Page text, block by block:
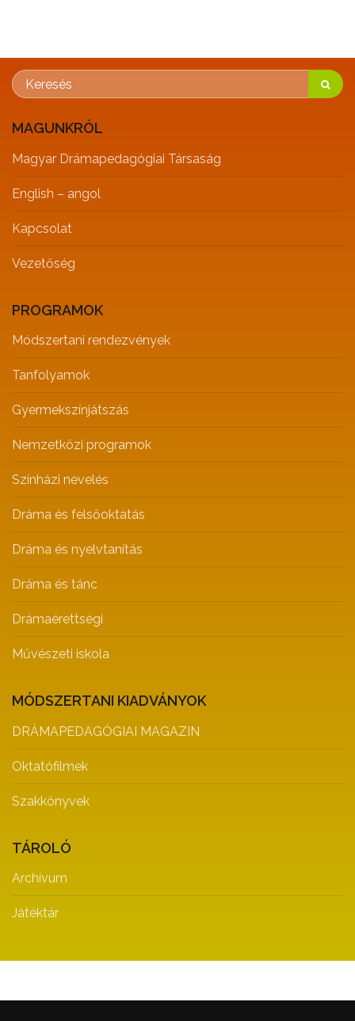
MAGUNKRÓL
Magyar Drámapedagógiai Társaság
English – angol
Kapcsolat
Vezetőség
PROGRAMOK
Módszertani rendezvények
Tanfolyamok
Gyermekszínjátszás
Nemzetközi programok
Színházi nevelés
Dráma és felsőoktatás
Dráma és nyelvtanítás
Dráma és tánc
Drámaérettségi
Művészeti iskola
MÓDSZERTANI KIADVÁNYOK
DRÁMAPEDAGÓGIAI MAGAZIN
Oktatófilmek
Szakkönyvek
TÁROLÓ
Archívum
Játéktár